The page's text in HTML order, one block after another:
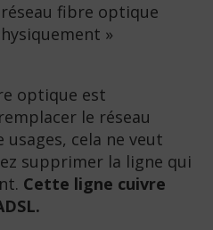
fibre optique
»
optique est
le réseau
cela ne veut
supprimer la ligne qui
Cette ligne cuivre